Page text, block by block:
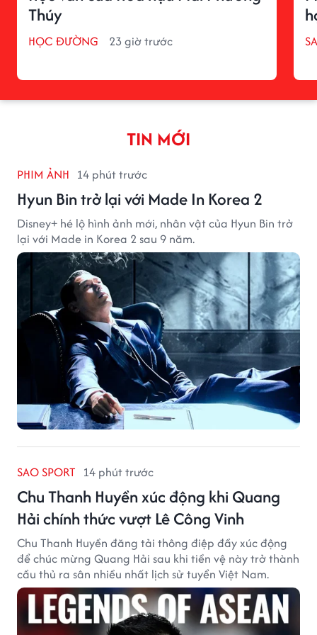
Thúy
HỌC ĐƯỜNG 23 giờ trước
TIN MỚI
PHIM ẢNH 14 phút trước
Hyun Bin trở lại với Made In Korea 2
Disney+ hé lộ hình ảnh mới, nhân vật của Hyun Bin trở
lại với Made in Korea 2 sau 9 năm.
SAO SPORT 14 phút trước
Chu Thanh Huyền xúc động khi Quang
Hải chính thức vượt Lê Công Vinh
Chu Thanh Huyền đăng tải thông điệp đầy xúc động
để chúc mừng Quang Hải sau khi tiền vệ này trở thành
cầu thủ ra sân nhiều nhất lịch sử tuyển Việt Nam.